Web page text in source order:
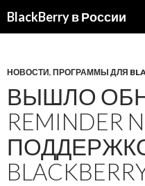
BlackBerry в России
НОВОСТИ, ПРОГРАММЫ ДЛЯ
ВЫШЛО
REMINDER